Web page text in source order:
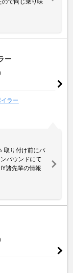
ー
ラー
取り付け前にパ
パウンドにて
諸先輩の情報